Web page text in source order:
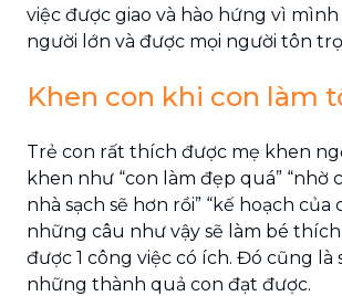
việc được giao và hào hứng vì mình
người lớn và được mọi người tôn
Khen con khi con làm
Trẻ con rất thích được mẹ khen
khen như “con làm đẹp quá” “nhờ
nhà sạch sẽ hơn rồi” “kế hoạch của
những câu như vậy sẽ làm bé
được 1 công việc có ích. Đó cũng là
những thành quả con đạt được.